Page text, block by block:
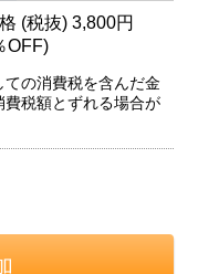
(税抜)3,800円
OFF)
の消費税を含んだ金
税額とずれる場合が